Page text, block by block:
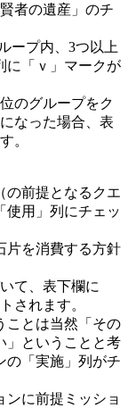
エスト
エスト
ト
職)討伐
品
スト
者の遺産」のチ
ープ内、3つ以上
に「ｖ」マークが
のグループをク
なった場合、表
。
の前提となるクエ
使用」列にチェッ
片を消費する方針
て、表下欄に
されます。
ことは当然「その
」ということと考
の「実施」列がチ
ンに前提ミッショ